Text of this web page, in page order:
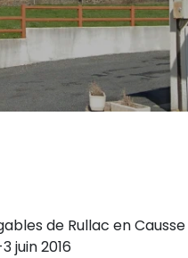
de Rullac en Causse
juin 2016